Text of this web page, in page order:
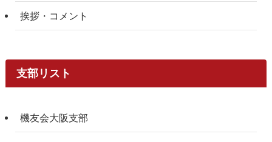
挨拶・コメント
支部リスト
機友会大阪支部